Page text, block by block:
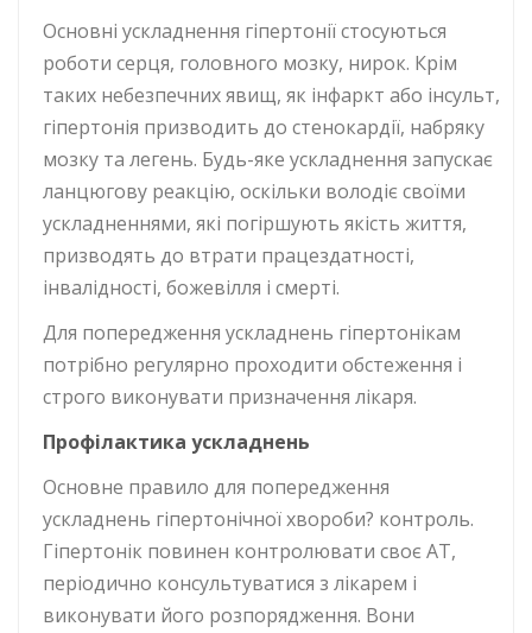
Основні ускладнення гіпертонії стосуються
роботи серця, головного мозку, нирок. Крім
таких небезпечних явищ, як інфаркт або інсульт,
гіпертонія призводить до стенокардії, набряку
мозку та легень. Будь-яке ускладнення запускає
ланцюгову реакцію, оскільки володіє своїми
ускладненнями, які погіршують якість життя,
призводять до втрати працездатності,
інвалідності, божевілля і смерті.
Для попередження ускладнень гіпертонікам
потрібно регулярно проходити обстеження і
строго виконувати призначення лікаря.
Профілактика ускладнень
Основне правило для попередження
ускладнень гіпертонічної хвороби? контроль.
Гіпертонік повинен контролювати своє АТ,
періодично консультуватися з лікарем і
виконувати його розпорядження. Вони